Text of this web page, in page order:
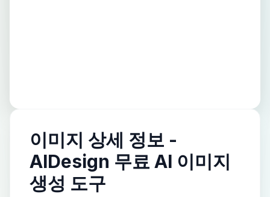
이미지 상세 정보 -
AIDesign 무료 AI 이미지
생성 도구